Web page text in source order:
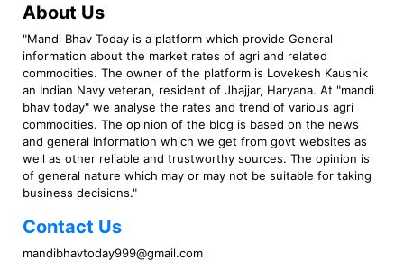
About Us
"Mandi Bhav Today is a platform which provide General
information about the market rates of agri and related
commodities. The owner of the platform is Lovekesh Kaushik
an Indian Navy veteran, resident of Jhajjar, Haryana. At "mandi
bhav today" we analyse the rates and trend of various agri
commodities. The opinion of the blog is based on the news
and general information which we get from govt websites as
well as other reliable and trustworthy sources. The opinion is
of general nature which may or may not be suitable for taking
business decisions."
Contact Us
mandibhavtoday999@gmail.com